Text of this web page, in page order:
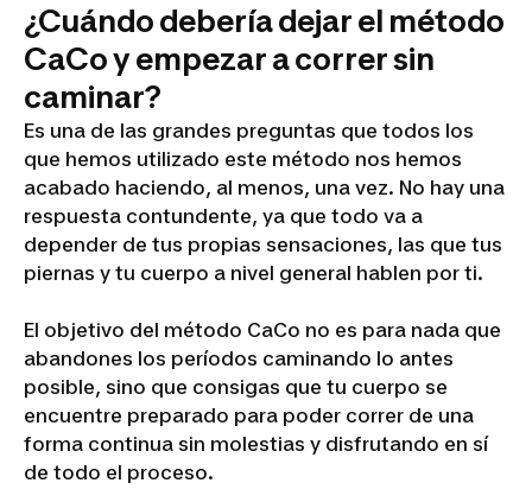
¿Cuándo debería dejar el método
CaCo y empezar a correr sin
caminar?
Es una de las grandes preguntas que todos los
que hemos utilizado este método nos hemos
acabado haciendo, al menos, una vez. No hay una
respuesta contundente, ya que todo va a
depender de tus propias sensaciones, las que tus
piernas y tu cuerpo a nivel general hablen por ti.
El objetivo del método CaCo no es para nada que
abandones los períodos caminando lo antes
posible, sino que consigas que tu cuerpo se
encuentre preparado para poder correr de una
forma continua sin molestias y disfrutando en sí
de todo el proceso.